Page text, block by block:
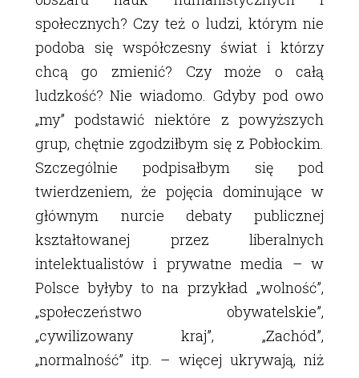
społecznych? Czy też o ludzi, którym nie
podoba się współczesny świat i którzy
chcą go zmienić? Czy może o całą
ludzkość? Nie wiadomo. Gdyby pod owo
„my” podstawić niektóre z powyższych
grup, chętnie zgodziłbym się z Pobłockim.
Szczególnie podpisałbym się pod
twierdzeniem, że pojęcia dominujące w
głównym nurcie debaty publicznej
kształtowanej przez liberalnych
intelektualistów i prywatne media – w
Polsce byłyby to na przykład „wolność”,
„społeczeństwo obywatelskie”,
„cywilizowany kraj”, „Zachód”,
„normalność” itp. – więcej ukrywają, niż